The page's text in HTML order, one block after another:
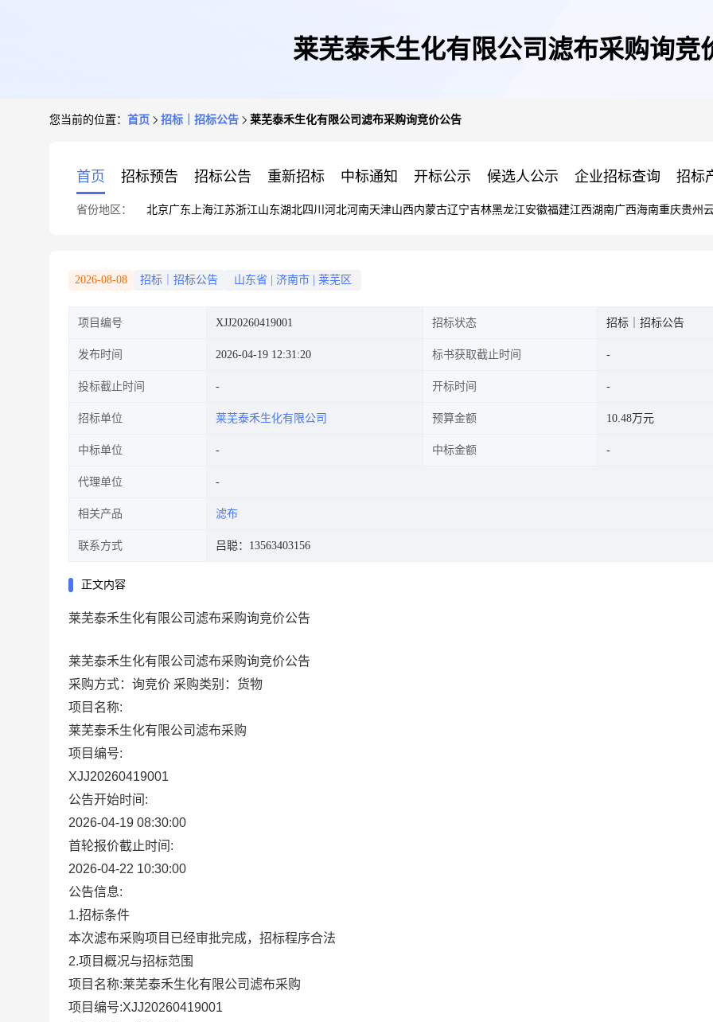
莱芜泰禾生化有限公司滤布采购询竞
您当前的位置： 首页 招标｜招标公告 莱芜泰禾生化有限公司滤布采购询竞价公告
首页 招标预告 招标公告 重新招标 中标通知 开标公示 候选人公示 企业招标查询 招标
省份地区： 北京广东 上海江苏浙江山东湖北四川 河北河南天津山西内蒙古辽宁吉林黑龙江安徽福建江西湖南广西海南重庆贵州
2026-08-08 招标｜招标公告 山东省 济南市 莱芜区
项目编号 XJJ20260419001 招标状态 招标｜招标公告
发布时间 2026-04-19 12:31:20 标书获取截止时间
投标截止时间 开标时间
招标单位 莱芜泰禾生化有限公司 预算金额 10.48万元
中标单位 中标金额
代理单位
相关产品 滤布
联系方式 吕聪：13563403156
正文内容
莱芜泰禾生化有限公司滤布采购询竞价公告
莱芜泰禾生化有限公司滤布采购询竞价公告
采购方式：询竞价 采购类别：货物
项目名称:
莱芜泰禾生化有限公司滤布采购
项目编号:
XJJ20260419001
公告开始时间:
2026-04-19 08:30:00
首轮报价截止时间:
2026-04-22 10:30:00
公告信息:
1.招标条件
本次滤布采购项目已经审批完成，招标程序合法
2.项目概况与招标范围
项目名称:莱芜泰禾生化有限公司 滤布采购
项目编号:XJJ20260419001